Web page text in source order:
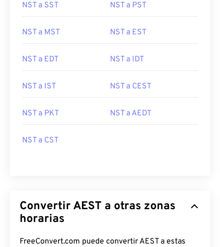
NST a SST NST a PST
NST a MST NST a EST
NST a EDT NST a IDT
NST a IST NST a CEST
NST a PKT NST a AEDT
NST a CST
Convertir AEST a otras zonas
horarias
FreeConvert.com puede convertir AEST a estas